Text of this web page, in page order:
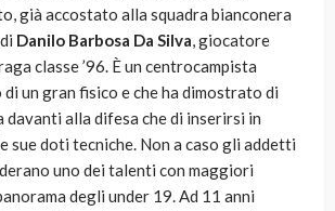
già accostato alla squadra bianconera
Danilo Barbosa Da Silva, giocatore
classe ’96. È un centrocampista
un gran fisico e che ha dimostrato di
alla difesa che di inserirsi in
sue doti tecniche. Non a caso gli addetti
uno dei talenti con maggiori
degli under 19. Ad 11 anni